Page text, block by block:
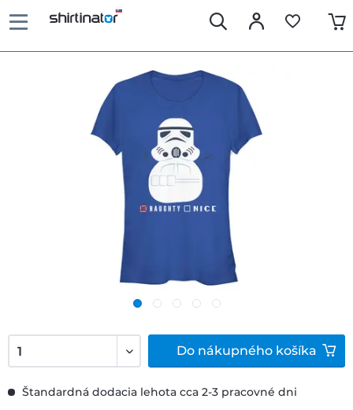
Štandardná dodacia lehota cca 2-3 pracovné dni
Do nákupného košíka